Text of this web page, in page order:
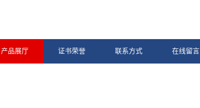
产品展厅 证书荣誉 联系方式 在线留言